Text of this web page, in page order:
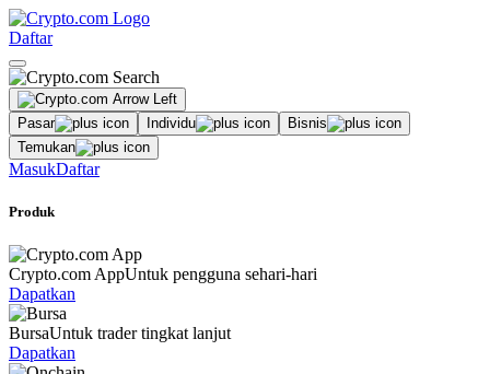
Daftar
Pasar Individu
Bisnis
Temukan
MasukDaftar
Produk
Crypto.com AppUntuk pengguna sehari-hari
Dapatkan
BursaUntuk trader tingkat lanjut
Dapatkan